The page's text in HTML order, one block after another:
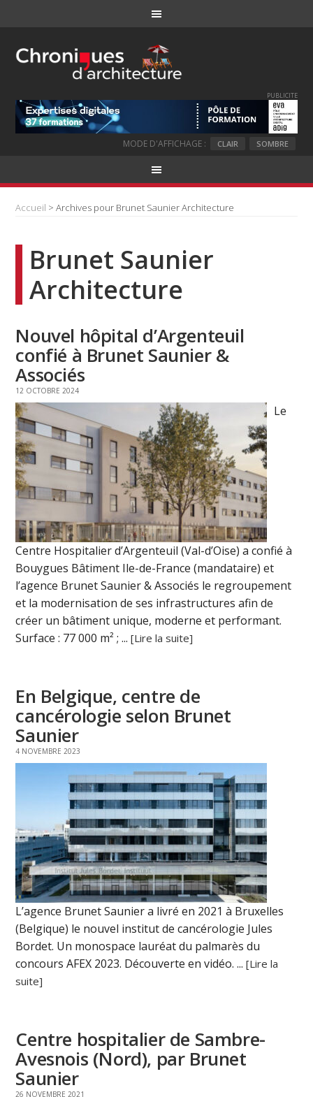
PUBLICITE
MODE D'AFFICHAGE : CLAIR SOMBRE
Accueil > Archives pour Brunet Saunier Architecture
Brunet Saunier
Architecture
Nouvel hôpital d’Argenteuil
confié à Brunet Saunier &
Associés
12 OCTOBRE 2024
Le
Centre Hospitalier d’Argenteuil (Val-d’Oise) a confié à
Bouygues Bâtiment Ile-de-France (mandataire) et
l’agence Brunet Saunier & Associés le regroupement
et la modernisation de ses infrastructures afin de
créer un bâtiment unique, moderne et performant.
Surface : 77 000 m² ; ...[Lire la suite]
En Belgique, centre de
cancérologie selon Brunet
Saunier
4 NOVEMBRE 2023
L’agence Brunet Saunier a livré en 2021 à Bruxelles
(Belgique) le nouvel institut de cancérologie Jules
Bordet. Un monospace lauréat du palmarès du
concours AFEX 2023. Découverte en vidéo. ...[Lire la
suite]
Centre hospitalier de Sambre-
Avesnois (Nord), par Brunet
Saunier
26 NOVEMBRE 2021